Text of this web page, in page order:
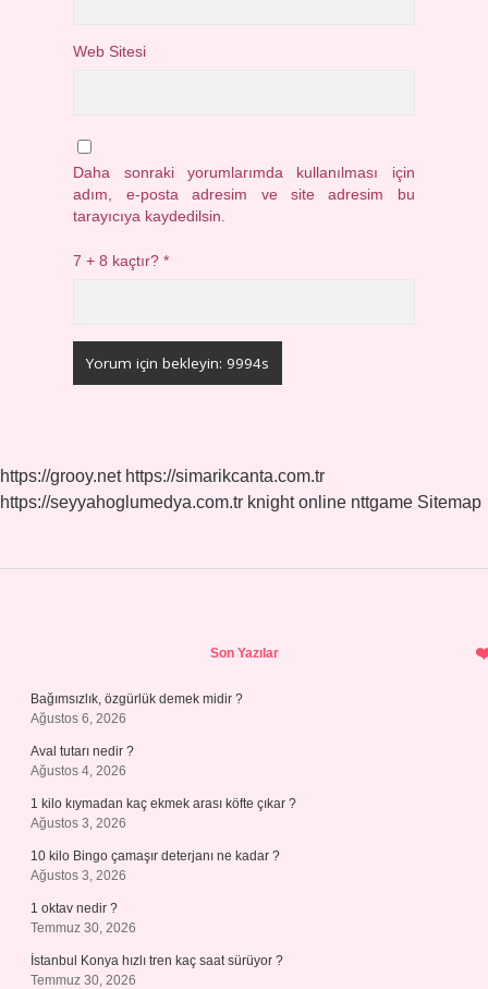
Web Sitesi
Daha sonraki yorumlarımda kullanılması için
adım, e-posta adresim ve site adresim bu
tarayıcıya kaydedilsin.
7 + 8 kaçtır?*
https://grooy.net https://simarikcanta.com.tr
https://seyyahoglumedya.com.tr knight online nttgame Sitemap
Son Yazılar
Bağımsızlık, özgürlük demek midir ?
Ağustos 6, 2026
Aval tutarı nedir ?
Ağustos 4, 2026
1 kilo kıymadan kaç ekmek arası köfte çıkar ?
Ağustos 3, 2026
10 kilo Bingo çamaşır deterjanı ne kadar ?
Ağustos 3, 2026
1 oktav nedir ?
Temmuz 30, 2026
İstanbul Konya hızlı tren kaç saat sürüyor ?
Temmuz 30, 2026